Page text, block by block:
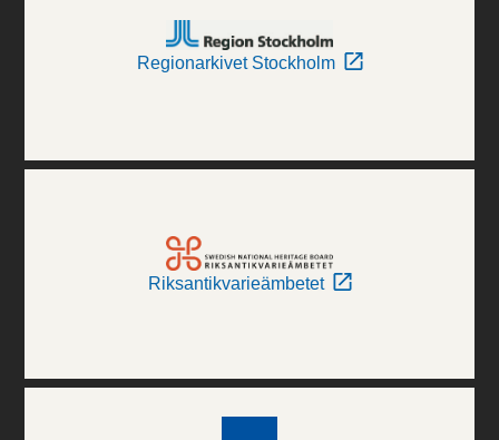
Regionarkivet Stockholm
Riksantikvarieämbetet